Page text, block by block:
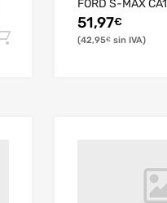
FORD S-MAX CA1
51,97€
42,95€